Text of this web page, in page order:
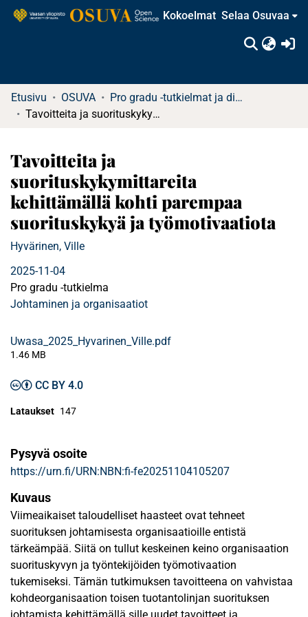
Kokoelmat Selaa Osuvaa
Etusivu OSUVA
Pro gradu -tutkielmat ja diplomityöt
Tavoitteita ja suorituskykymittareita kehittämällä kohti parempaa suorituskykyä ja työmotivaatiota
Tavoitteita ja
suorituskykymittareita
kehittämällä kohti parempaa
suorituskykyä ja työmotivaatiota
Hyvärinen, Ville
2025-11-04
Pro gradu -tutkielma
Johtaminen ja organisaatiot
Uwasa_2025_Hyvarinen_Ville.pdf
1.46 MB
CC BY 4.0
Lataukset 147
Pysyvä osoite
https://urn.fi/URN:NBN:fi-fe20251104105207
Kuvaus
Viimeaikaiset taloudelliset haasteet ovat tehneet
suorituksen johtamisesta organisaatioille entistä
tärkeämpää. Siitä on tullut keskeinen keino organisaation
suorituskyvyn ja työntekijöiden työmotivaation
tukemiseksi. Tämän tutkimuksen tavoitteena on vahvistaa
kohdeorganisaation toisen tuotantolinjan suorituksen